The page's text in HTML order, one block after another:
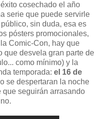
cosechado el año
serie que puede servirle
sin duda, esa es
pósters promocionales,
Comic-Con, hay que
que desvela gran parte de
como mínimo) y la
temporada: el 16 de
se despertaran la noche
seguirán arrasando